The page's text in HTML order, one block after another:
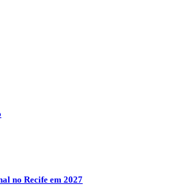
no Recife em 2027